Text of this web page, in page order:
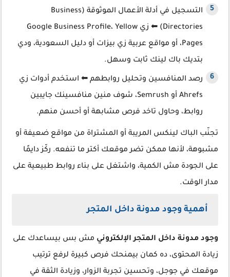
التسجيل في أدلة الأعمال الموثوقة (Business
Directories) ⬅ زي Google Business Profile، Yellow
Pages، أو مواقع عربية زي بيزات أو دليل السعودية، ودي
بتديك باك لينك ثابت وسهل.
رصد المنافسين وتحليل روابطهم ⬅ استخدم أدوات زي
Ahrefs أو Semrush، شوف منين منافسينك جايبين
روابط، وحاول تاخد فرص مشابهة أو أحسن منهم.
تجنّب الباك لينكس المريبة أو المشتراة من مواقع ضعيفة أو
مشبوهة، لأنها ممكن تضر موقعك أكتر ما تنفعه. ركّز دايمًا
على الجودة مش الكمية، واشتغل على بناء روابط طبيعية على
مدار الوقت.
أهمية وجود مدونة داخل المتجر
وجود مدونة داخل المتجر الإلكتروني مش بس بيساعدك على
زيادة المحتوى، ده كمان بيمنحك فرص كبيرة لرفع ترتيب
موقعك في جوجل، وتحسين تجربة الزوار، وزيادة الثقة في